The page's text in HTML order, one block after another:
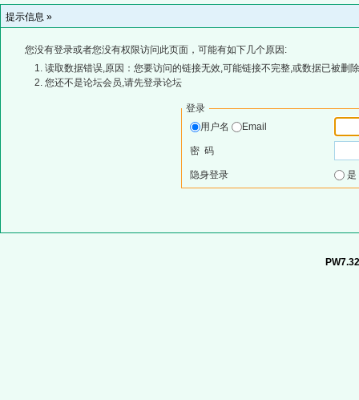
提示信息 »
您没有登录或者您没有权限访问此页面，可能有如下几个原因:
读取数据错误,原因：您要访问的链接无效,可能链接不完整,或数据已被删
您还不是论坛会员,请先登录论坛
登录
用户名
Email
密 码
隐身登录